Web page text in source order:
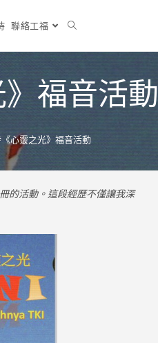
聯絡工福
福音活動
心靈之光》福音活動
的活動。這段經歷不僅讓我深